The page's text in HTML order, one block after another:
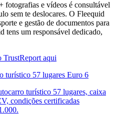
fotografias e vídeos é consultável
sem te deslocares. O Fleequid
e gestão de documentos para
tens um responsável dedicado,
TrustReport aqui
turístico 57 lugares Euro 6
turístico 57 lugares, caixa
condições certificadas